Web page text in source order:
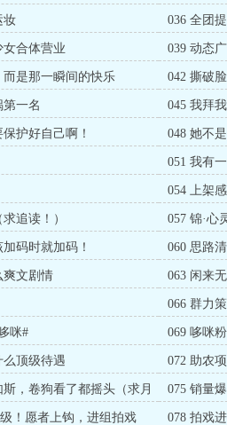
妆 036 全团
女合体营业 039 动态
是那一瞬间的快乐 042 撕破
一名 045 我拜
护好自己啊！ 048 她不
051 我有
054 上架
追读！） 057 锦·心
码时就加码！ 060 思路
爽文剧情 063 闲来
066 群力
咪# 069 哆咪
么顶级待遇
072 助农
票）
，卷狗看了都摇头（求月
075 销量
！愿者上钩，进组拍戏 078 拍戏